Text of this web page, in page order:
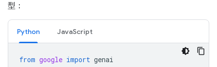
型：
Python JavaScript
from google import genai